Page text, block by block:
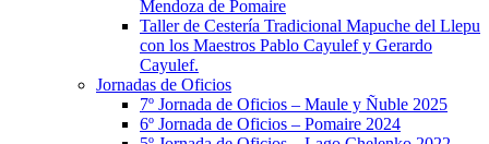
Mendoza de Pomaire
Taller de Cestería Tradicional Mapuche del Llepu
con los Maestros Pablo Cayulef y Gerardo
Cayulef.
Jornadas de Oficios
7º Jornada de Oficios – Maule y Ñuble 2025
6º Jornada de Oficios – Pomaire 2024